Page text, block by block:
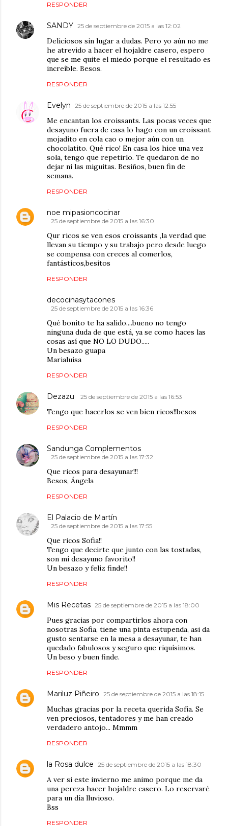
RESPONDER
SANDY 25 de septiembre de 2015 a las 12:02
Deliciosos sin lugar a dudas. Pero yo aún no me
he atrevido a hacer el hojaldre casero, espero
que se me quite el miedo porque el resultado es
increíble. Besos.
RESPONDER
Evelyn 25 de septiembre de 2015 a las 12:55
Me encantan los croissants. Las pocas veces que
desayuno fuera de casa lo hago con un croissant
mojadito en cola cao o mejor aún con un
chocolatito. Qué rico! En casa los hice una vez
sola, tengo que repetirlo. Te quedaron de no
dejar ni las miguitas. Besiños, buen fin de
semana.
RESPONDER
noe mipasioncocinar
25 de septiembre de 2015 a las 16:30
Qur ricos se ven esos croissants ,la verdad que
llevan su tiempo y su trabajo pero desde luego
se compensa con creces al comerlos,
fantásticos,besitos
RESPONDER
decocinasytacones
25 de septiembre de 2015 a las 16:36
Qué bonito te ha salido....bueno no tengo
ninguna duda de que está, ya se como haces las
cosas así que NO LO DUDO.....
Un besazo guapa
Marialuisa
RESPONDER
Dezazu 25 de septiembre de 2015 a las 16:53
Tengo que hacerlos se ven bien ricos!!besos
RESPONDER
Sandunga Complementos
25 de septiembre de 2015 a las 17:32
Que ricos para desayunar!!!
Besos, Ángela
RESPONDER
El Palacio de Martín
25 de septiembre de 2015 a las 17:55
Que ricos Sofia!!
Tengo que decirte que junto con las tostadas,
son mi desayuno favorito!!
Un besazo y feliz finde!!
RESPONDER
Mis Recetas 25 de septiembre de 2015 a las 18:00
Pues gracias por compartirlos ahora con
nosotras Sofia, tiene una pinta estupenda, asi da
gusto sentarse en la mesa a desayunar, te han
quedado fabulosos y seguro que riquísimos.
Un beso y buen finde.
RESPONDER
Mariluz Piñeiro 25 de septiembre de 2015 a las 18:15
Muchas gracias por la receta querida Sofía. Se
ven preciosos, tentadores y me han creado
verdadero antojo... Mmmm
RESPONDER
la Rosa dulce 25 de septiembre de 2015 a las 18:30
A ver si este invierno me animo porque me da
una pereza hacer hojaldre casero. Lo reservaré
para un día lluvioso.
Bss
RESPONDER